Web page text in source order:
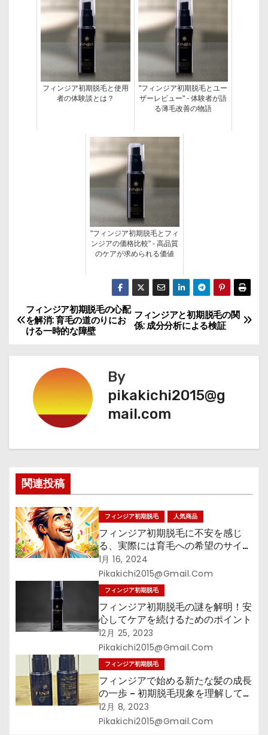
フィンジア初期脱毛と使用
者の体験談とは？
"フィンジア初期脱毛とユー
ザーレビュー" - 体験者が語
る薄毛改善の物語
"フィンジア初期脱毛とフィ
ンジアの価格比較" - 高品質
のケアが求められる価値
投
稿
ビ
ゲ
シ
ョ
ン
フィンジアと初期脱毛の関
係: 成分分析による検証
フィンジア初期脱毛の心配
を解消: 育毛の道のりにお
ける一時的な障壁
By
pikakichi2015@g
mail.com
関連投稿
フィンジア初期脱毛 人気商品
フィンジア初期脱毛に不安を感じ
る、実際には育毛への希望のサイ
ン!?
1月 16, 2024
Pikakichi2015@gmail.com
フィンジア初期脱毛
フィンジア初期脱毛の謎を解明！安
心してケアを続けるためのポイント
12月 25, 2023
Pikakichi2015@gmail.com
フィンジア初期脱毛
フィンジアで始める新たな髪の成長
の一歩 – 初期脱毛現象を理解して、
髪の健康への旅立ちをサポート！
12月 8, 2023
Pikakichi2015@gmail.com